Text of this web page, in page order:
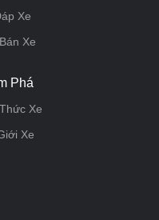
Xe
Xe
Phá
Xe
Xe